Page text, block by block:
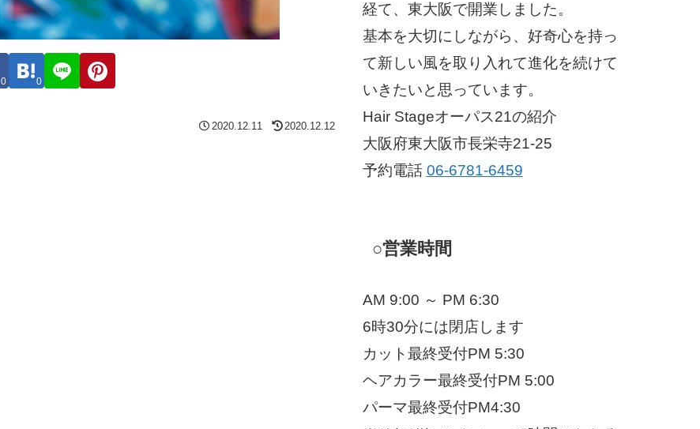
0 0
2020.12.11 2020.12.12
経て、東大阪で開業しました。
基本を大切にしながら、好奇心を持っ
て新しい風を取り入れて進化を続けて
いきたいと思っています。
Hair Stageオーパス21の紹介
大阪府東大阪市長栄寺21-25
予約電話 06-6781-6459
○営業時間
AM 9:00 ～ PM 6:30
6時30分には閉店します
カット最終受付PM 5:30
ヘアカラー最終受付PM 5:00
パーマ最終受付PM4:30